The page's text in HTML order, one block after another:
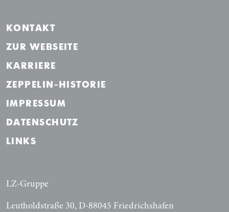
Navigation überspringen
KONTAKT
ZUR WEBSEITE
KARRIERE
ZEPPELIN-HISTORIE
IMPRESSUM
DATENSCHUTZ
LINKS
LZ-Gruppe
Leutholdstraße 30, D-88045 Friedrichshafen